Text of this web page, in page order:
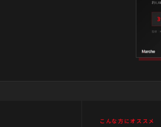
こんな方にオススメ